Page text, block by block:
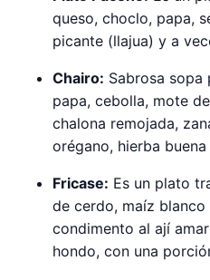
queso, choclo, papa,
picante (llajua) y a
Chairo: Sabrosa sopa
papa, cebolla, mote
chalona remojada,
orégano, hierba buena
Fricase: Es un plato
de cerdo, maíz
condimento al ají
hondo, con una